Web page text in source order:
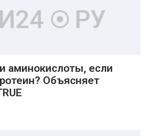
аминокислоты, если
Объясняет